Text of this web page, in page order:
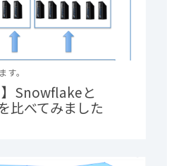
。
】Snowflakeと
比べてみました